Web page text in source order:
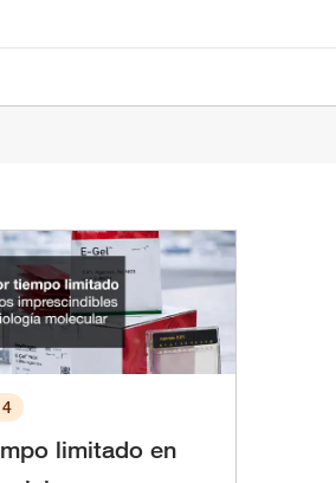
limitado en